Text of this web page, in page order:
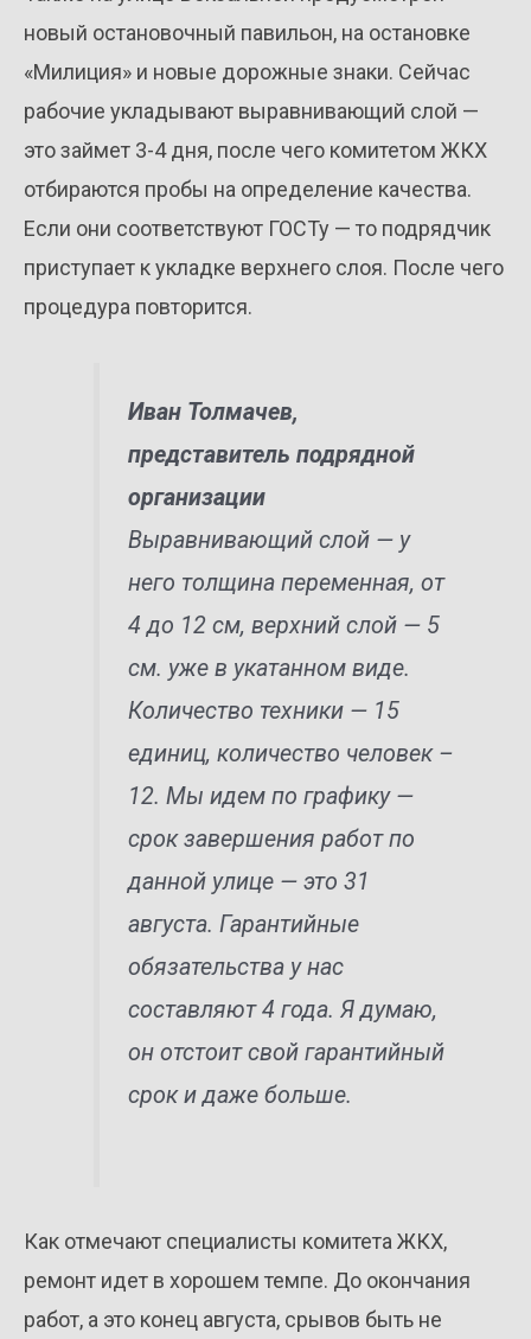
новый остановочный павильон, на остановке
«Милиция» и новые дорожные знаки. Сейчас
рабочие укладывают выравнивающий слой —
это займет 3-4 дня, после чего комитетом ЖКХ
отбираются пробы на определение качества.
Если они соответствуют ГОСТу — то подрядчик
приступает к укладке верхнего слоя. После чего
процедура повторится.
Иван Толмачев,
представитель подрядной
организации
Выравнивающий слой — у
него толщина переменная, от
4 до 12 см, верхний слой — 5
см. уже в укатанном виде.
Количество техники — 15
единиц, количество человек –
12. Мы идем по графику —
срок завершения работ по
данной улице — это 31
августа. Гарантийные
обязательства у нас
составляют 4 года. Я думаю,
он отстоит свой гарантийный
срок и даже больше.
Как отмечают специалисты комитета ЖКХ,
ремонт идет в хорошем темпе. До окончания
работ, а это конец августа, срывов быть не